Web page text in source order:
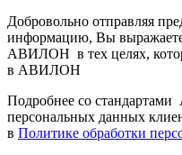
Добровольно отправляя
информацию, Вы выражаете
АВИЛОН в тех целях,
в АВИЛОН
Подробнее со
персональных данных
в Политике обработки